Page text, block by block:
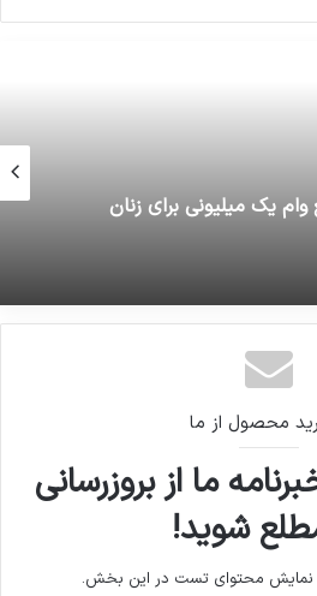
یک میلیونی برای زنان
محصول از ما
ما از بروزرسانی
شوید!
نمایش محتوای تست در این بخش.